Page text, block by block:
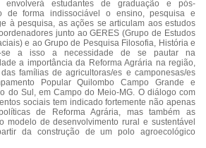
envolverá estudantes de graduação e pós-
de forma indissociável o ensino, pesquisa e
à pesquisa, as ações se articulam aos estudos
junto ao GERES (Grupo de Estudos
e ao Grupo de Pesquisa Filosofia, História e
se a isso a necessidade de se pautar na
a importância da Reforma Agrária na região,
famílias de agricultoras/es e camponesas/es
Popular Quilombo Campo Grande e
do Sul, em Campo do Meio-MG. O diálogo com
sociais tem indicado fortemente não apenas
de Reforma Agrária, mas também as
modelo de desenvolvimento rural e sustentável
da construção de um polo agroecológico